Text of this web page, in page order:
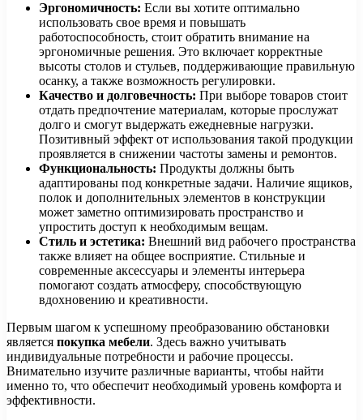
Эргономичность: Если вы хотите оптимально
использовать свое время и повышать
работоспособность, стоит обратить внимание на
эргономичные решения. Это включает корректные
высоты столов и стульев, поддерживающие правильную
осанку, а также возможность регулировки.
Качество и долговечность: При выборе товаров стоит
отдать предпочтение материалам, которые прослужат
долго и смогут выдержать ежедневные нагрузки.
Позитивный эффект от использования такой продукции
проявляется в снижении частоты замены и ремонтов.
Функциональность: Продукты должны быть
адаптированы под конкретные задачи. Наличие ящиков,
полок и дополнительных элементов в конструкции
может заметно оптимизировать пространство и
упростить доступ к необходимым вещам.
Стиль и эстетика: Внешний вид рабочего пространства
также влияет на общее восприятие. Стильные и
современные аксессуары и элементы интерьера
помогают создать атмосферу, способствующую
вдохновению и креативности.
Первым шагом к успешному преобразованию обстановки
является покупка мебели. Здесь важно учитывать
индивидуальные потребности и рабочие процессы.
Внимательно изучите различные варианты, чтобы найти
именно то, что обеспечит необходимый уровень комфорта и
эффективности.